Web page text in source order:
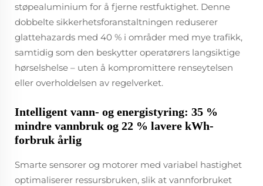
støpealuminium for å fjerne restfuktighet. Denne
dobbelte sikkerhetsforanstaltningen reduserer
glattehazards med 40 % i områder med mye trafikk,
samtidig som den beskytter operatørers langsiktige
hørselshelse – uten å kompromittere renseytelsen
eller overholdelsen av regelverket.
Intelligent vann- og energistyring: 35 %
mindre vannbruk og 22 % lavere kWh-
forbruk årlig
Smarte sensorer og motorer med variabel hastighet
optimaliserer ressursbruken, slik at vannforbruket